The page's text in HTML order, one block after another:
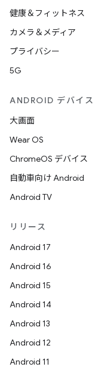
健康＆フィットネス
カメラ＆メディア
プライバシー
5G
ANDROID デバイス
大画面
Wear OS
ChromeOS デバイス
自動車向け Android
Android TV
リリース
Android 17
Android 16
Android 15
Android 14
Android 13
Android 12
Android 11